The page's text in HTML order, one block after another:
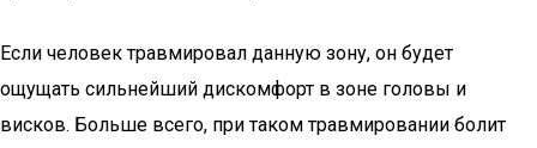
Если человек травмировал данную зону, он будет
ощущать сильнейший дискомфорт в зоне головы и
висков. Больше всего, при таком травмировании болит